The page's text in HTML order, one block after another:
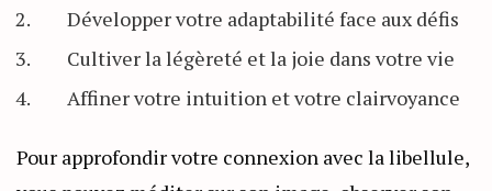
Développer votre adaptabilité face aux défis
Cultiver la légèreté et la joie dans votre vie
Affiner votre intuition et votre clairvoyance
Pour approfondir votre connexion avec la libellule,